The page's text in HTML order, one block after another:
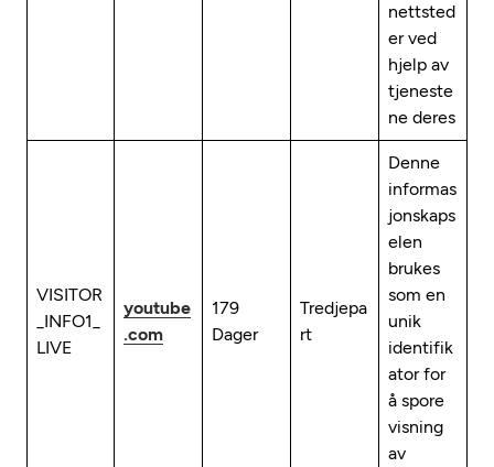
nettsted
er ved
hjelp av
tjeneste
ne deres
VISITOR
_INFO1_
LIVE
youtube
.com
179
Dager
Tredjepa
rt
Denne
informas
jonskaps
elen
brukes
som en
unik
identifik
ator for
å spore
visning
av